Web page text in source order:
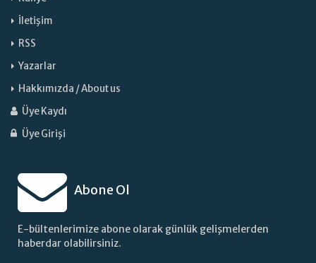
İletişim
RSS
Yazarlar
Hakkımızda / About us
Üye Kaydı
Üye Girişi
Abone Ol
E-bültenlerimize abone olarak günlük gelişmelerden
haberdar olabilirsiniz.